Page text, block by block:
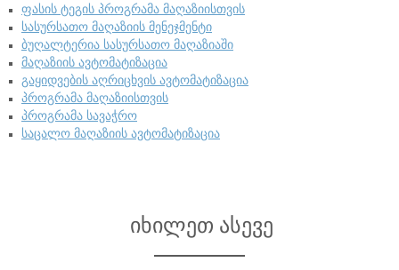
ფასის ტეგის პროგრამა მაღაზიისთვის
სასურსათო მაღაზიის მენეჯმენტი
ბუღალტერია სასურსათო მაღაზიაში
მაღაზიის ავტომატიზაცია
გაყიდვების აღრიცხვის ავტომატიზაცია
პროგრამა მაღაზიისთვის
პროგრამა სავაჭრო
საცალო მაღაზიის ავტომატიზაცია
იხილეთ ასევე